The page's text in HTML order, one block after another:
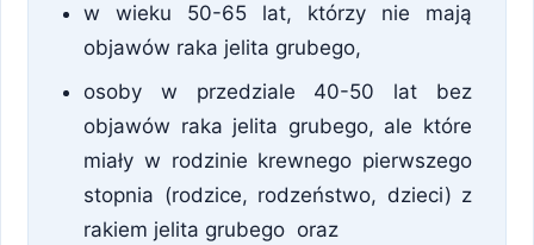
w wieku 50-65 lat, którzy nie mają
objawów raka jelita grubego,
osoby w przedziale 40-50 lat bez
objawów raka jelita grubego, ale które
miały w rodzinie krewnego pierwszego
stopnia (rodzice, rodzeństwo, dzieci) z
rakiem jelita grubego oraz